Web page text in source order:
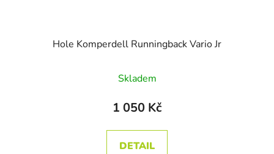
Hole Komperdell Runningback Vario Jr
Skladem
1 050 Kč
DETAIL